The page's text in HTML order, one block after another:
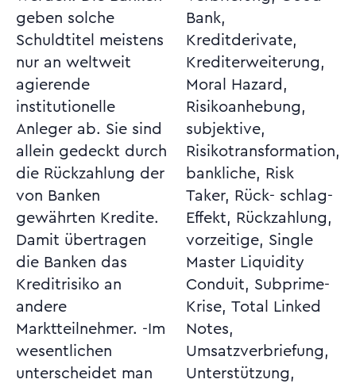
geben solche
Schuldtitel meistens
nur an weltweit
agierende
institutionelle
Anleger ab. Sie sind
allein gedeckt durch
die Rückzahlung der
von Banken
gewährten Kredite.
Damit übertragen
die Banken das
Kreditrisiko an
andere
Marktteilnehmer. -Im
wesentlichen
unterscheidet man
Bank,
Kreditderivate,
Krediterweiterung,
Moral Hazard,
Risikoanhebung,
subjektive,
Risikotransformation,
bankliche, Risk
Taker, Rück- schlag-
Effekt, Rückzahlung,
vorzeitige, Single
Master Liquidity
Conduit, Subprime-
Krise, Total Linked
Notes,
Umsatzverbriefung,
Unterstützung,